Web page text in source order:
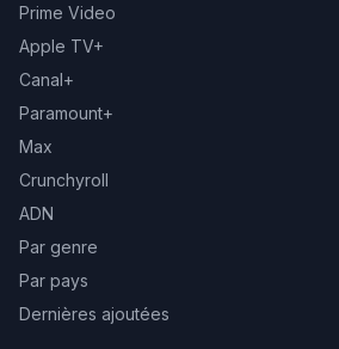
Prime Video
Apple TV+
Canal+
Paramount+
Max
Crunchyroll
ADN
Par genre
Par pays
Dernières ajoutées